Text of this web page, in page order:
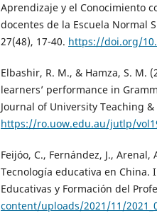
Aprendizaje y el Conocimiento
docentes de la Escuela Normal
27(48), 17-40. https://doi.org/
Elbashir, R. M., & Hamza, S. M.
learners’ performance in
Journal of University Teaching
https://ro.uow.edu.au/jutlp/
Feijóo, C., Fernández, J., Arenal,
Tecnología educativa en China.
Educativas y Formación del
content/uploads/2021/11/